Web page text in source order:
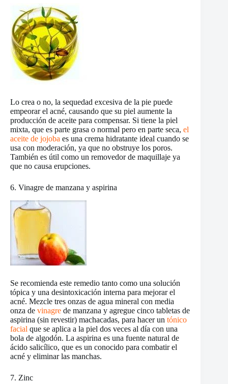
Lo crea o no, la sequedad excesiva de la pie puede
empeorar el acné, causando que su piel aumente la
producción de aceite para compensar. Si tiene la piel
mixta, que es parte grasa o normal pero en parte seca, el
aceite de jojoba es una crema hidratante ideal cuando se
usa con moderación, ya que no obstruye los poros.
También es útil como un removedor de maquillaje ya
que no causa erupciones.
6. Vinagre de manzana y aspirina
Se recomienda este remedio tanto como una solución
tópica y una desintoxicación interna para mejorar el
acné. Mezcle tres onzas de agua mineral con media
onza de vinagre de manzana y agregue cinco tabletas de
aspirina (sin revestir) machacadas, para hacer un tónico
facial que se aplica a la piel dos veces al día con una
bola de algodón. La aspirina es una fuente natural de
ácido salicílico, que es un conocido para combatir el
acné y eliminar las manchas.
7. Zinc